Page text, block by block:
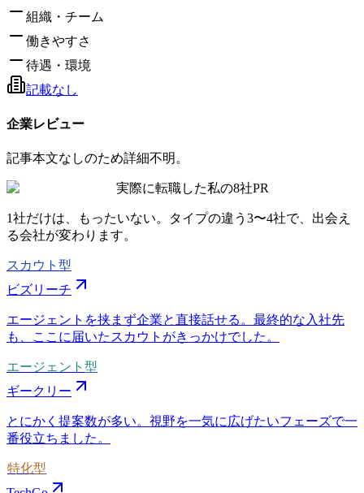
組織・チーム
働きやすさ
待遇・環境
記載なし
企業レビュー
記事本文なしのため詳細不明。
実際に転職した私の8社PR
1社だけは、もったいない。タイプの違う 3〜4社で、出会え
る会社が変わります。
スカウト型
ビズリーチ
エージェントを挟まず企業と直接話せる。最終的な入社先
も、ここに届いたスカウトがきっかけでした。
エージェント型
ギークリー
とにかく提案数が多い。視野を一気に広げたいフェーズで一
番役立ちました。
特化型